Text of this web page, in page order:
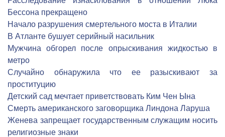
Бессона прекращено
Начало разрушения смертельного моста в Италии
В Атланте бушует серийный насильник
Мужчина обгорел после опрыскивания жидкостью в
метро
Cлучайно обнаружила что ее разыскивают за
проституцию
Детский сад мечтает приветствовать Ким Чен Ына
Смерть американского заговорщика Линдона Ларуша
Женева запрещает государственным служащим носить
религиозные знаки